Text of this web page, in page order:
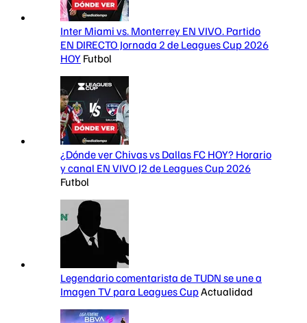
Inter Miami vs. Monterrey EN VIVO. Partido
EN DIRECTO Jornada 2 de Leagues Cup 2026
HOY Futbol
¿Dónde ver Chivas vs Dallas FC HOY? Horario
y canal EN VIVO J2 de Leagues Cup 2026
Futbol
Legendario comentarista de TUDN se une a
Imagen TV para Leagues CupActualidad